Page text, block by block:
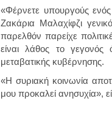
«Φέρνετε υπουργούς
Ζακάρια Μαλαχίφζι
παρελθόν παρείχε
είναι λάθος το γεγονός
μεταβατικής κυβέρνησης.
«Η συριακή κοινωνία
μου προκαλεί ανησυχία»,